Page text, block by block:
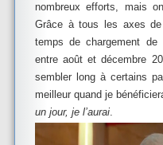
nombreux efforts, mais
Grâce à tous les axes
temps de chargement
entre août et décembre
sembler long à certains
meilleur quand je
un jour, je l’aurai.